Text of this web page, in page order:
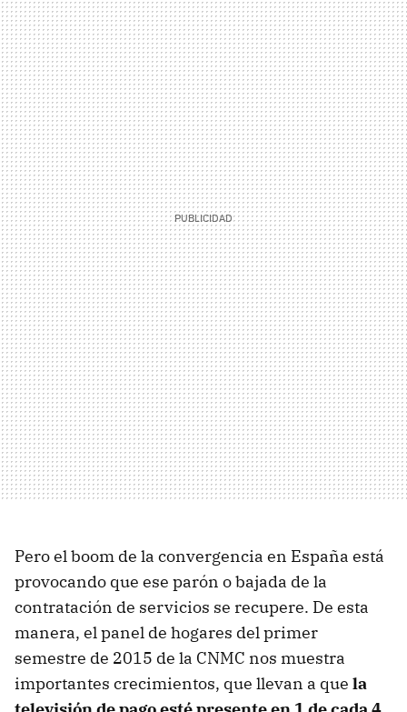
Pero el boom de la convergencia en España está
provocando que ese parón o bajada de la
contratación de servicios se recupere. De esta
manera, el panel de hogares del primer
semestre de 2015 de la CNMC nos muestra
importantes crecimientos, que llevan a que la